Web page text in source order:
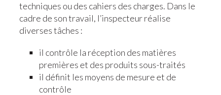
techniques ou des cahiers des charges. Dans le
cadre de son travail, l’inspecteur réalise
diverses tâches :
il contrôle la réception des matières
premières et des produits sous-traités
il définit les moyens de mesure et de
contrôle